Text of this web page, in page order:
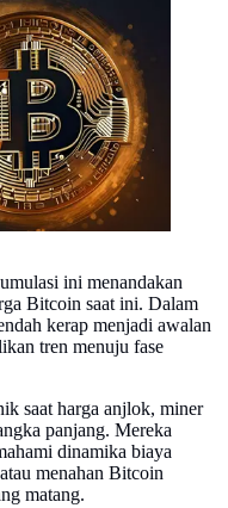
By AI)
ini menandakan
Bitcoin saat ini. Dalam
kerap menjadi awalan
tren menuju fase
saat harga anjlok, miner
panjang. Mereka
dinamika biaya
menahan Bitcoin
matang.